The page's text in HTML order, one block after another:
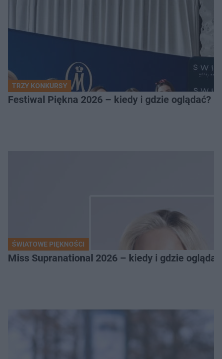
TRZY KONKURSY
Festiwal Piękna 2026 – kiedy i gdzie oglądać?
ŚWIATOWE PIĘKNOŚCI
Miss Supranational 2026 – kiedy i gdzie